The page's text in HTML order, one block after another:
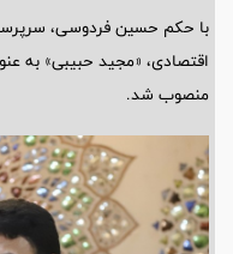
با حکم حسین فردوسی، سرپرست
اقتصادی، «مجید حبیبی» به
منصوب شد.